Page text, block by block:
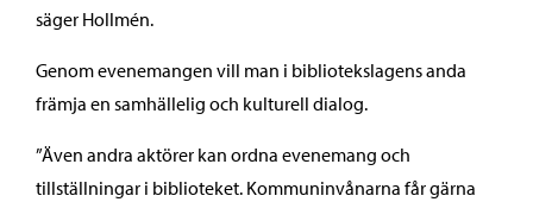
säger Hollmén.
Genom evenemangen vill man i bibliotekslagens anda
främja en samhällelig och kulturell dialog.
”Även andra aktörer kan ordna evenemang och
tillställningar i biblioteket. Kommuninvånarna får gärna